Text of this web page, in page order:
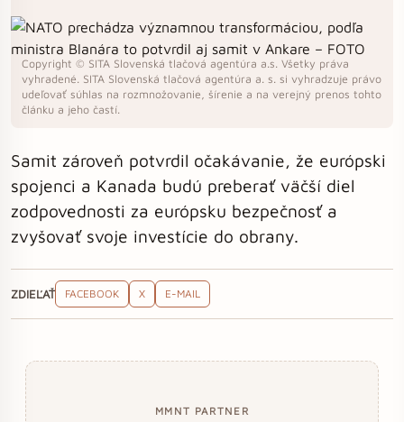
Copyright © SITA Slovenská tlačová agentúra a.s. Všetky práva
vyhradené. SITA Slovenská tlačová agentúra a. s. si vyhradzuje právo
udeľovať súhlas na rozmnožovanie, šírenie a na verejný prenos tohto
článku a jeho častí.
Samit zároveň potvrdil očakávanie, že európski
spojenci a Kanada budú preberať väčší diel
zodpovednosti za európsku bezpečnosť a
zvyšovať svoje investície do obrany.
ZDIEĽAŤ FACEBOOK X E-MAIL
MMNT PARTNER